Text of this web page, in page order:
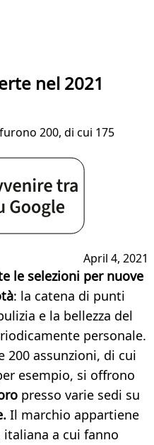
nel 2021
200, di cui 175
April 4, 2021
le selezioni per nuove
: la catena di punti
e la bellezza del
personale.
200 assunzioni, di cui
esempio, si offrono
presso varie sedi su
Il marchio appartiene
italiana a cui fanno